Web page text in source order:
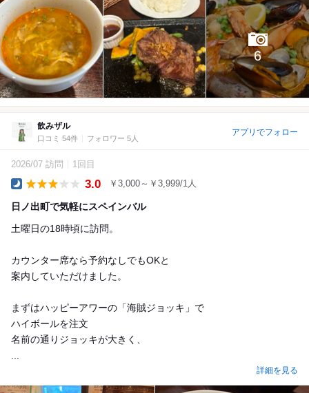
6
飲みザル
口コミ 54件 フォロワー 5人
アプリでフォロー
2026/07 訪問 1回目
3.0 ￥3,000～￥3,999/1人
日ノ出町で気軽にスペインバル
土曜日の18時頃に訪問。
カウンター席なら予約なしでもOKと
案内していただけました。
まずはハッピーアワーの「海賊ジョッキ」で
ハイボールを注文
名前の通りジョッキが大きく、
詳細を見る